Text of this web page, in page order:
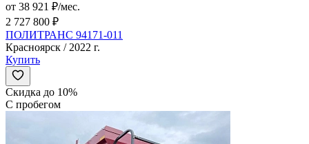
от 38 921 ₽/мес.
2 727 800 ₽
ПОЛИТРАНС 94171-011
Красноярск / 2022 г.
Купить
Скидка до 10%
С пробегом